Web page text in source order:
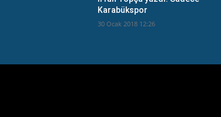
Karabükspor
30 Ocak 2018 12:26